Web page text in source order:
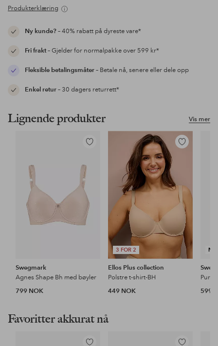
Produkterklæring
Ny kunde?– 40% rabatt på dyreste vare*
Fri frakt– Gjelder for normalpakke over 599 kr*
Fleksible betalingsmåter– Betale nå, senere eller dele opp
Enkel retur– 30 dagers returrett*
Vis mer
Lignende produkter
Legg
favoritter
Swegmark
Agnes Shape Bh med bøyler
799 NOK
3 FOR 2
Legg
Ellos Plus collection
Polstre t-shirt-BH
449 NOK
599
Favoritter akkurat nå